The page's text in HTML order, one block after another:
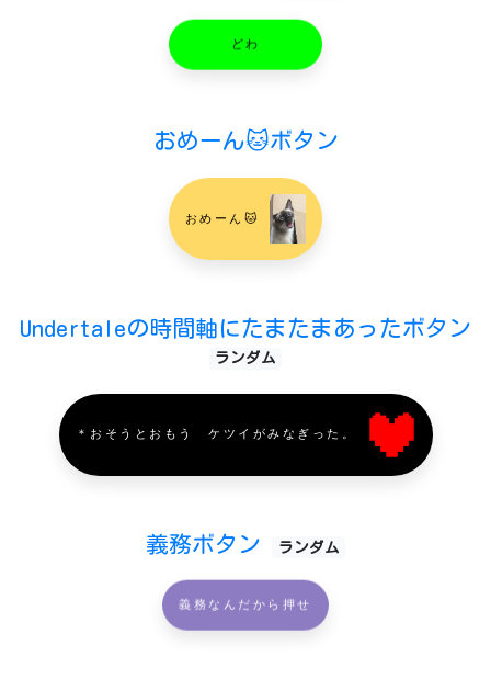
どわ
おめーん🐱ボタン
おめーん🐱
Undertaleの時間軸にたまたまあったボタン
ランダム
＊おそうとおもう ケツイがみなぎった。
義務ボタン ランダム
義務なんだから押せ